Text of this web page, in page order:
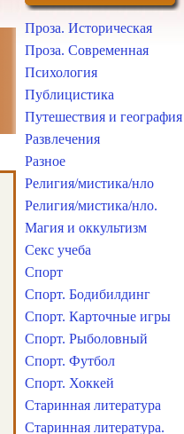
Проза. Историческая
Проза. Современная
Психология
Публицистика
Путешествия и география
Развлечения
Разное
Религия/мистика/нло
Религия/мистика/нло.
Магия и оккультизм
Секс учеба
Спорт
Спорт. Бодибилдинг
Спорт. Карточные игры
Спорт. Рыболовный
Спорт. Футбол
Спорт. Хоккей
Старинная литература
Старинная литература.